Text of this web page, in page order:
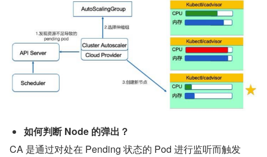
如何判断 Node 的弹出？
CA 是通过对处在 Pending 状态的 Pod 进行监听而触发